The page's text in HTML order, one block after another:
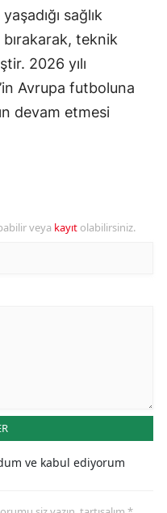
sağlık
teknik
2026 yılı
Avrupa futboluna
devam etmesi
veya kayıt olabilirsiniz.
ve kabul ediyorum